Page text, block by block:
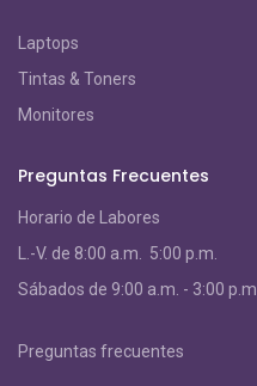
Laptops
Tintas & Toners
Monitores
Preguntas Frecuentes
Horario de Labores
L.-V. de 8:00 a.m. 5:00 p.m.
Sábados de 9:00 a.m. - 3:00 p.m.
Preguntas frecuentes